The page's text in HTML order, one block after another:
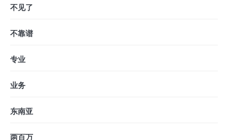
不见了
不靠谱
专业
业务
东南亚
两百万